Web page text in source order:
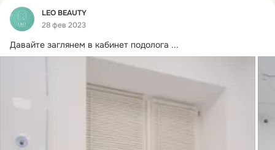
Фид
LEO BEAUTY
28 фев 2023
Давайте заглянем в кабинет подолога ...